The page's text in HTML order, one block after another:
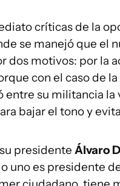
críticas de la
se manejó que el
motivos: por la
con el caso de
entre su militancia
bajar el tono y
presidente Álvaro
uno es presidente